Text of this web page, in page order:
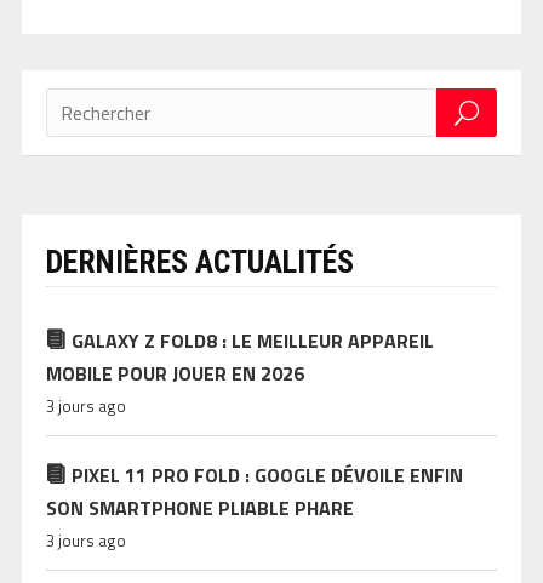
DERNIÈRES ACTUALITÉS
GALAXY Z FOLD8 : LE MEILLEUR APPAREIL
MOBILE POUR JOUER EN 2026
3 jours ago
PIXEL 11 PRO FOLD : GOOGLE DÉVOILE ENFIN
SON SMARTPHONE PLIABLE PHARE
3 jours ago